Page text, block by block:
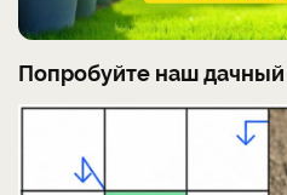
Попробуйте наш дачный